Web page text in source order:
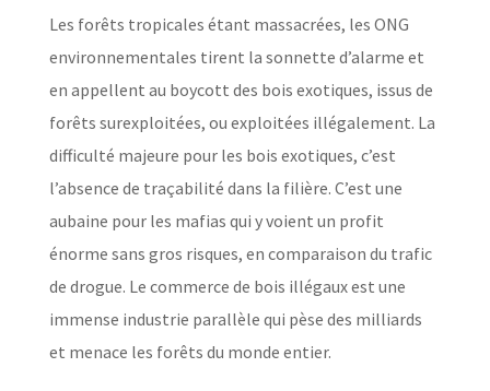
Les forêts tropicales étant massacrées, les ONG
environnementales tirent la sonnette d’alarme et
en appellent au boycott des bois exotiques, issus de
forêts surexploitées, ou exploitées illégalement. La
difficulté majeure pour les bois exotiques, c’est
l’absence de traçabilité dans la filière. C’est une
aubaine pour les mafias qui y voient un profit
énorme sans gros risques, en comparaison du trafic
de drogue. Le commerce de bois illégaux est une
immense industrie parallèle qui pèse des milliards
et menace les forêts du monde entier.